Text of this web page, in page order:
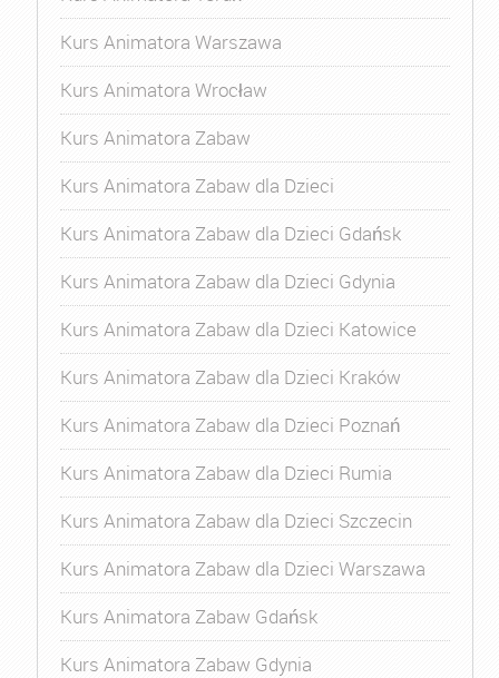
Kurs Animatora Warszawa
Kurs Animatora Wrocław
Kurs Animatora Zabaw
Kurs Animatora Zabaw dla Dzieci
Kurs Animatora Zabaw dla Dzieci Gdańsk
Kurs Animatora Zabaw dla Dzieci Gdynia
Kurs Animatora Zabaw dla Dzieci Katowice
Kurs Animatora Zabaw dla Dzieci Kraków
Kurs Animatora Zabaw dla Dzieci Poznań
Kurs Animatora Zabaw dla Dzieci Rumia
Kurs Animatora Zabaw dla Dzieci Szczecin
Kurs Animatora Zabaw dla Dzieci Warszawa
Kurs Animatora Zabaw Gdańsk
Kurs Animatora Zabaw Gdynia